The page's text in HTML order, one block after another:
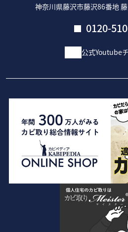
神奈川県藤沢市藤沢86番地
0120-
公式Youtube